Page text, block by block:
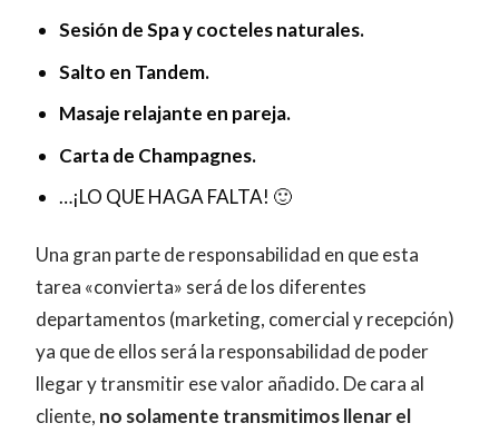
Sesión de Spa y cocteles naturales.
Salto en Tandem.
Masaje relajante en pareja.
Carta de Champagnes.
…¡LO QUE HAGA FALTA! 🙂
Una gran parte de responsabilidad en que esta
tarea «convierta» será de los diferentes
departamentos (marketing, comercial y recepción)
ya que de ellos será la responsabilidad de poder
llegar y transmitir ese valor añadido. De cara al
cliente, no solamente transmitimos llenar el